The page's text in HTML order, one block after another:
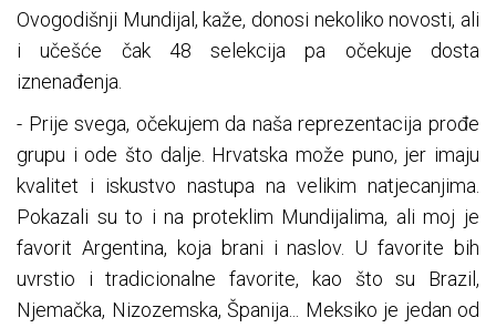
Ovogodišnji Mundijal, kaže, donosi nekoliko novosti, ali
i učešće čak 48 selekcija pa očekuje dosta
iznenađenja.
- Prije svega, očekujem da naša reprezentacija prođe
grupu i ode što dalje. Hrvatska može puno, jer imaju
kvalitet i iskustvo nastupa na velikim natjecanjima.
Pokazali su to i na proteklim Mundijalima, ali moj je
favorit Argentina, koja brani i naslov. U favorite bih
uvrstio i tradicionalne favorite, kao što su Brazil,
Njemačka, Nizozemska, Španija... Meksiko je jedan od